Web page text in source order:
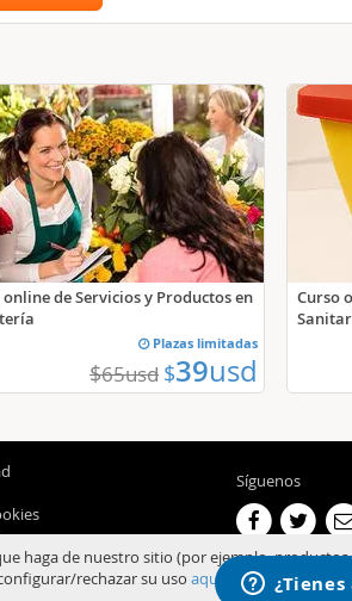
online de Servicios y Productos en
Plazas limitadas
$65usd $39usd
Curso
Síguenos
haga de nuestro sitio (por ejemplo, productos
rechazar su uso aqui